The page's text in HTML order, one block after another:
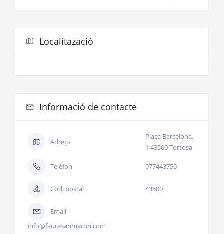
Localitazació
Informació de contacte
Adreça
Plaça Barcelona,
1 43500 Tortosa
Telèfon 977443750
Codi postal 43500
Email
info@faurasanmartin.com